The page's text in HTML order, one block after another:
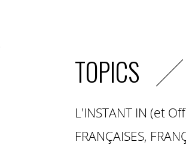
TOPICS
L'INSTANT IN (et
FRANÇAISES,